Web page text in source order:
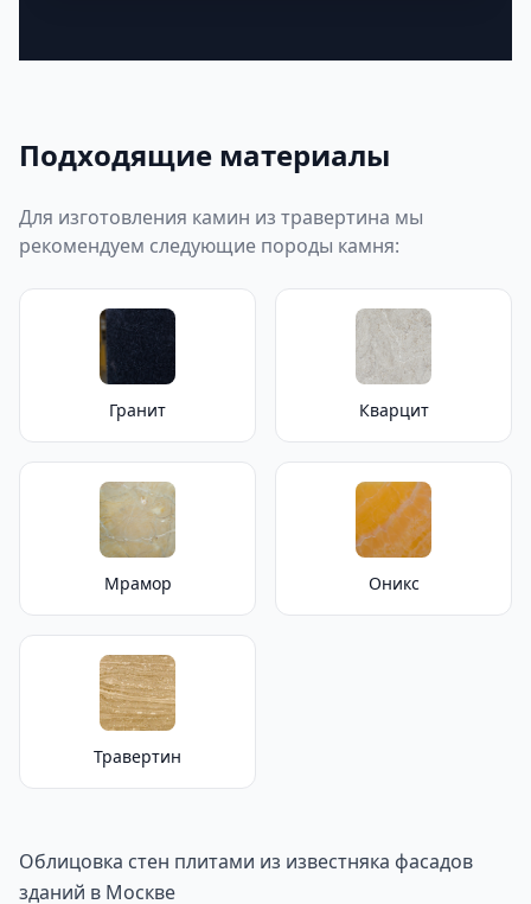
Подходящие материалы
Для изготовления камин из травертина мы
рекомендуем следующие породы камня:
Гранит Кварцит
Мрамор Оникс
Травертин
Облицовка стен плитами из известняка фасадов
зданий в Москве